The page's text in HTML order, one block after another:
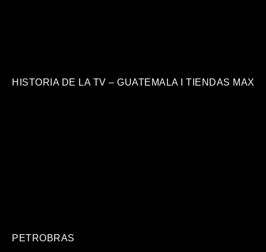
HISTORIA DE LA TV – GUATEMALA I TIENDAS MAX
PETROBRAS